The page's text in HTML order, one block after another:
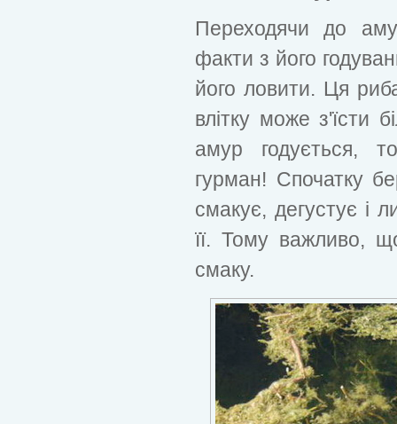
Переходячи до
факти з його
його ловити. Ця
влітку може з'їсти
амур годується,
гурман! Спочатку
смакує, дегустує і
її. Тому важливо,
смаку.